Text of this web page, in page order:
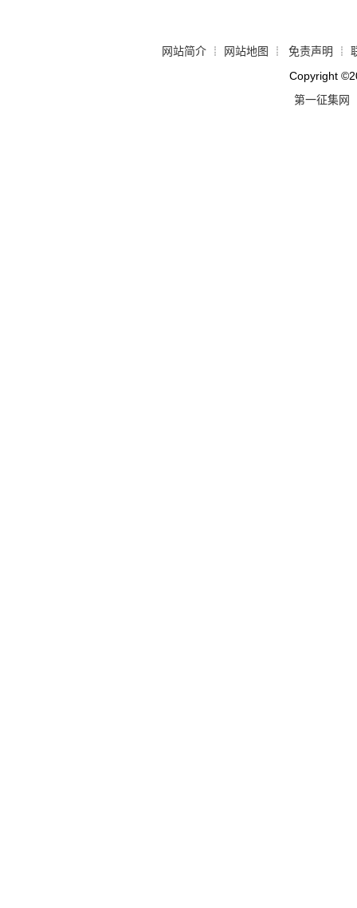
网站简介 ┊ 网站地图 ┊ 免责声明 ┊
Copyright ©
第一征集网